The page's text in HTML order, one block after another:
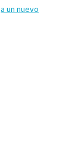
un nuevo